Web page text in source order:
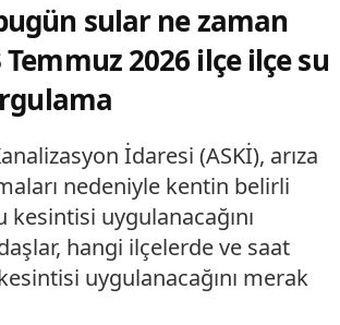
sular ne zaman
Temmuz 2026 ilçe ilçe su
İdaresi (ASKİ), arıza
nedeniyle kentin belirli
uygulanacağını
hangi ilçelerde ve saat
uygulanacağını merak